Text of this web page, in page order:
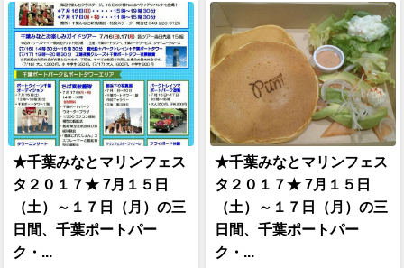
★千葉みなとマリンフェス
タ２０１７★ 7月１５日
（土）～１７日（月）の三
日間、千葉ポートパー
ク・...
★千葉みなとマリンフェス
タ２０１７★ 7月１５日
（土）～１７日（月）の三
日間、千葉ポートパー
ク・...